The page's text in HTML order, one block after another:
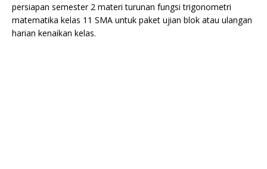
persiapan semester 2 materi turunan fungsi trigonometri
matematika kelas 11 SMA untuk paket ujian blok atau ulangan
harian kenaikan kelas.